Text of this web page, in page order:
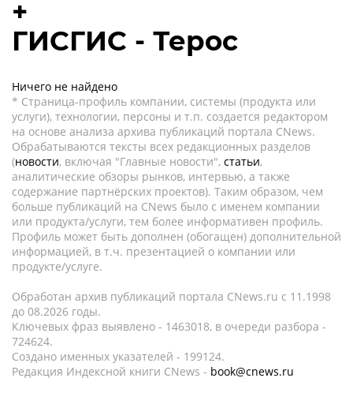
+
ГИСГИС - Терос
Ничего не найдено
* Страница-профиль компании, системы (продукта или
услуги), технологии, персоны и т.п. создается редактором
на основе анализа архива публикаций портала CNews.
Обрабатываются тексты всех редакционных разделов
(новости, включая "Главные новости", статьи,
аналитические обзоры рынков, интервью, а также
содержание партнёрских проектов). Таким образом, чем
больше публикаций на CNews было с именем компании
или продукта/услуги, тем более информативен профиль.
Профиль может быть дополнен (обогащен) дополнительной
информацией, в т.ч. презентацией о компании или
продукте/услуге.
Обработан архив публикаций портала CNews.ru c 11.1998
до 08.2026 годы.
Ключевых фраз выявлено - 1463018, в очереди разбора -
724624.
Создано именных указателей - 199124.
Редакция Индексной книги CNews - book@cnews.ru